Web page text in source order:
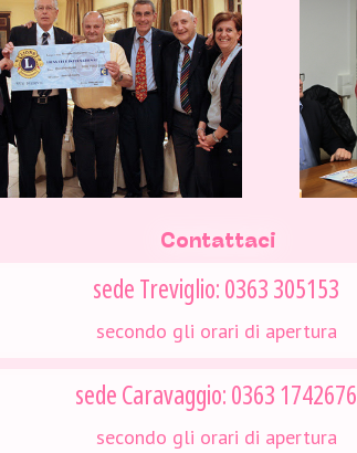
Contattaci
sede Treviglio: 0363 305153
secondo gli orari di apertura
sede Caravaggio: 0363 1742676
secondo gli orari di apertura